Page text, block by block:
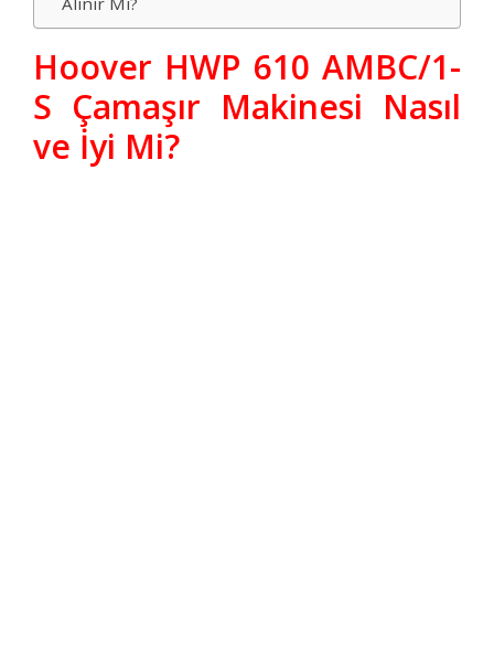
Hoover HWP 610 AMBC/1-
S Çamaşır Makinesi Nasıl
ve İyi Mi?